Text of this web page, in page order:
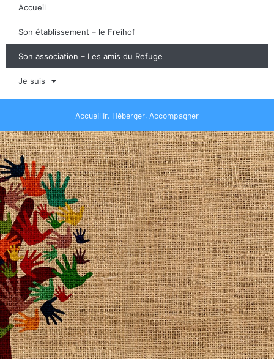
Accueil
Son établissement – le Freihof
Son association – Les amis du Refuge
Je suis
Accueillir, Héberger, Accompagner